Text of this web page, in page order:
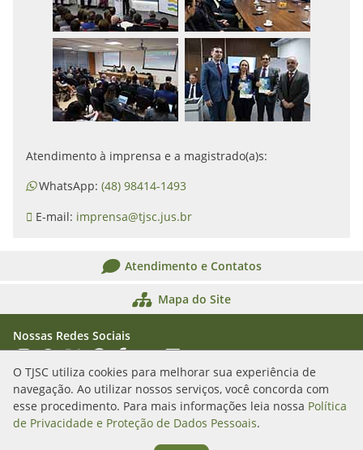
O TJSC utiliza cookies para melhorar sua experiência de
navegação. Ao utilizar nossos serviços, você concorda com
esse procedimento. Para mais informações leia nossa Política
de Privacidade e Proteção de Dados Pessoais.
Atendimento à imprensa e a magistrado(a)s:
WhatsApp: (48) 98414-1493
E-mail: imprensa@tjsc.jus.br
Atendimento e Contatos
Mapa do Site
Nossas Redes Sociais
Acessar Instagram
Acessar WhatsApp
Acessar XAcessar Threads
Acessar Facebook
Acessar YouTube
Acessar Flickr
Acessar SoundCloud
Rua Álvaro Millen da Silveira, n. 208
Florianópolis/SC - CEP: 88020-901